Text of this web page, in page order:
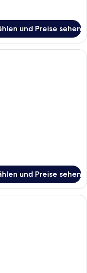
und Preise sehen
mit Bett,
und Preise sehen
mit einem großen